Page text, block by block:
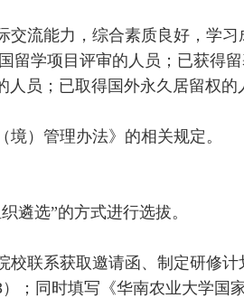
流能力，综合素质良好，学习
留学项目评审的人员；已获得
员；已取得国外永久居留权
境）管理办法》的相关规定。
遴选”的方式进行选拔。
联系获取邀请函、制定研修
）；同时填写《华南农业大学国